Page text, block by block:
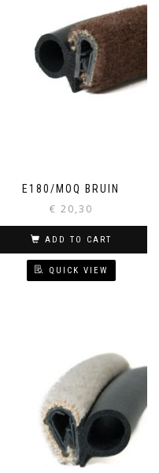
E180/MOQ BRUIN
€ 20,30
ADD TO CART
QUICK VIEW